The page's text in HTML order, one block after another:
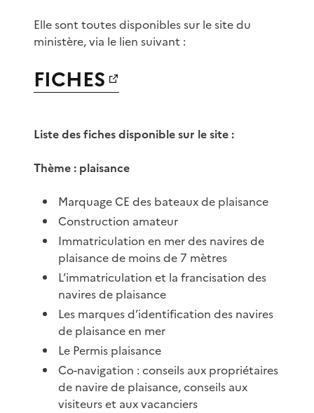
Elle sont toutes disponibles sur le site du
ministère, via le lien suivant :
FICHES
Liste des fiches disponible sur le site :
Thème : plaisance
Marquage CE des bateaux de plaisance
Construction amateur
Immatriculation en mer des navires de
plaisance de moins de 7 mètres
L’immatriculation et la francisation des
navires de plaisance
Les marques d’identification des navires
de plaisance en mer
Le Permis plaisance
Co-navigation : conseils aux propriétaires
de navire de plaisance, conseils aux
visiteurs et aux vacanciers